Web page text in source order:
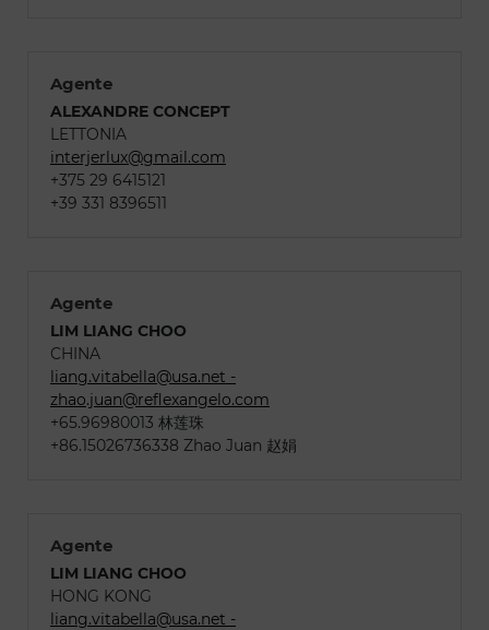
Agente
ALEXANDRE CONCEPT
LETTONIA
interjerlux@gmail.com
+375 29 6415121
+39 331 8396511
Agente
LIM LIANG CHOO
CHINA
liang.vitabella@usa.net -
zhao.juan@reflexangelo.com
+65.96980013 林莲珠
+86.15026736338 Zhao Juan 赵娟
Agente
LIM LIANG CHOO
HONG KONG
liang.vitabella@usa.net -